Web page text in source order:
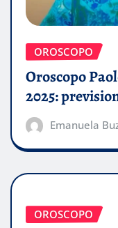
OROSCOPO
Oroscopo
2025:
Emanuela
OROSCOPO